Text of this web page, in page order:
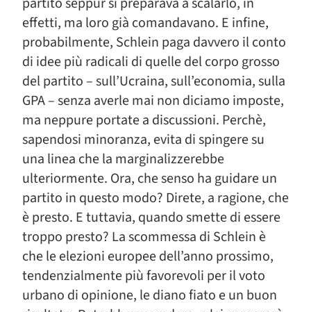
effetti, ma loro già comandavano. E infine,
probabilmente, Schlein paga davvero il conto
di idee più radicali di quelle del corpo grosso
del partito – sull’Ucraina, sull’economia, sulla
GPA – senza averle mai non diciamo imposte,
ma neppure portate a discussioni. Perchè,
sapendosi minoranza, evita di spingere su
una linea che la marginalizzerebbe
ulteriormente. Ora, che senso ha guidare un
partito in questo modo? Direte, a ragione, che
è presto. E tuttavia, quando smette di essere
troppo presto? La scommessa di Schlein è
che le elezioni europee dell’anno prossimo,
tendenzialmente più favorevoli per il voto
urbano di opinione, le diano fiato e un buon